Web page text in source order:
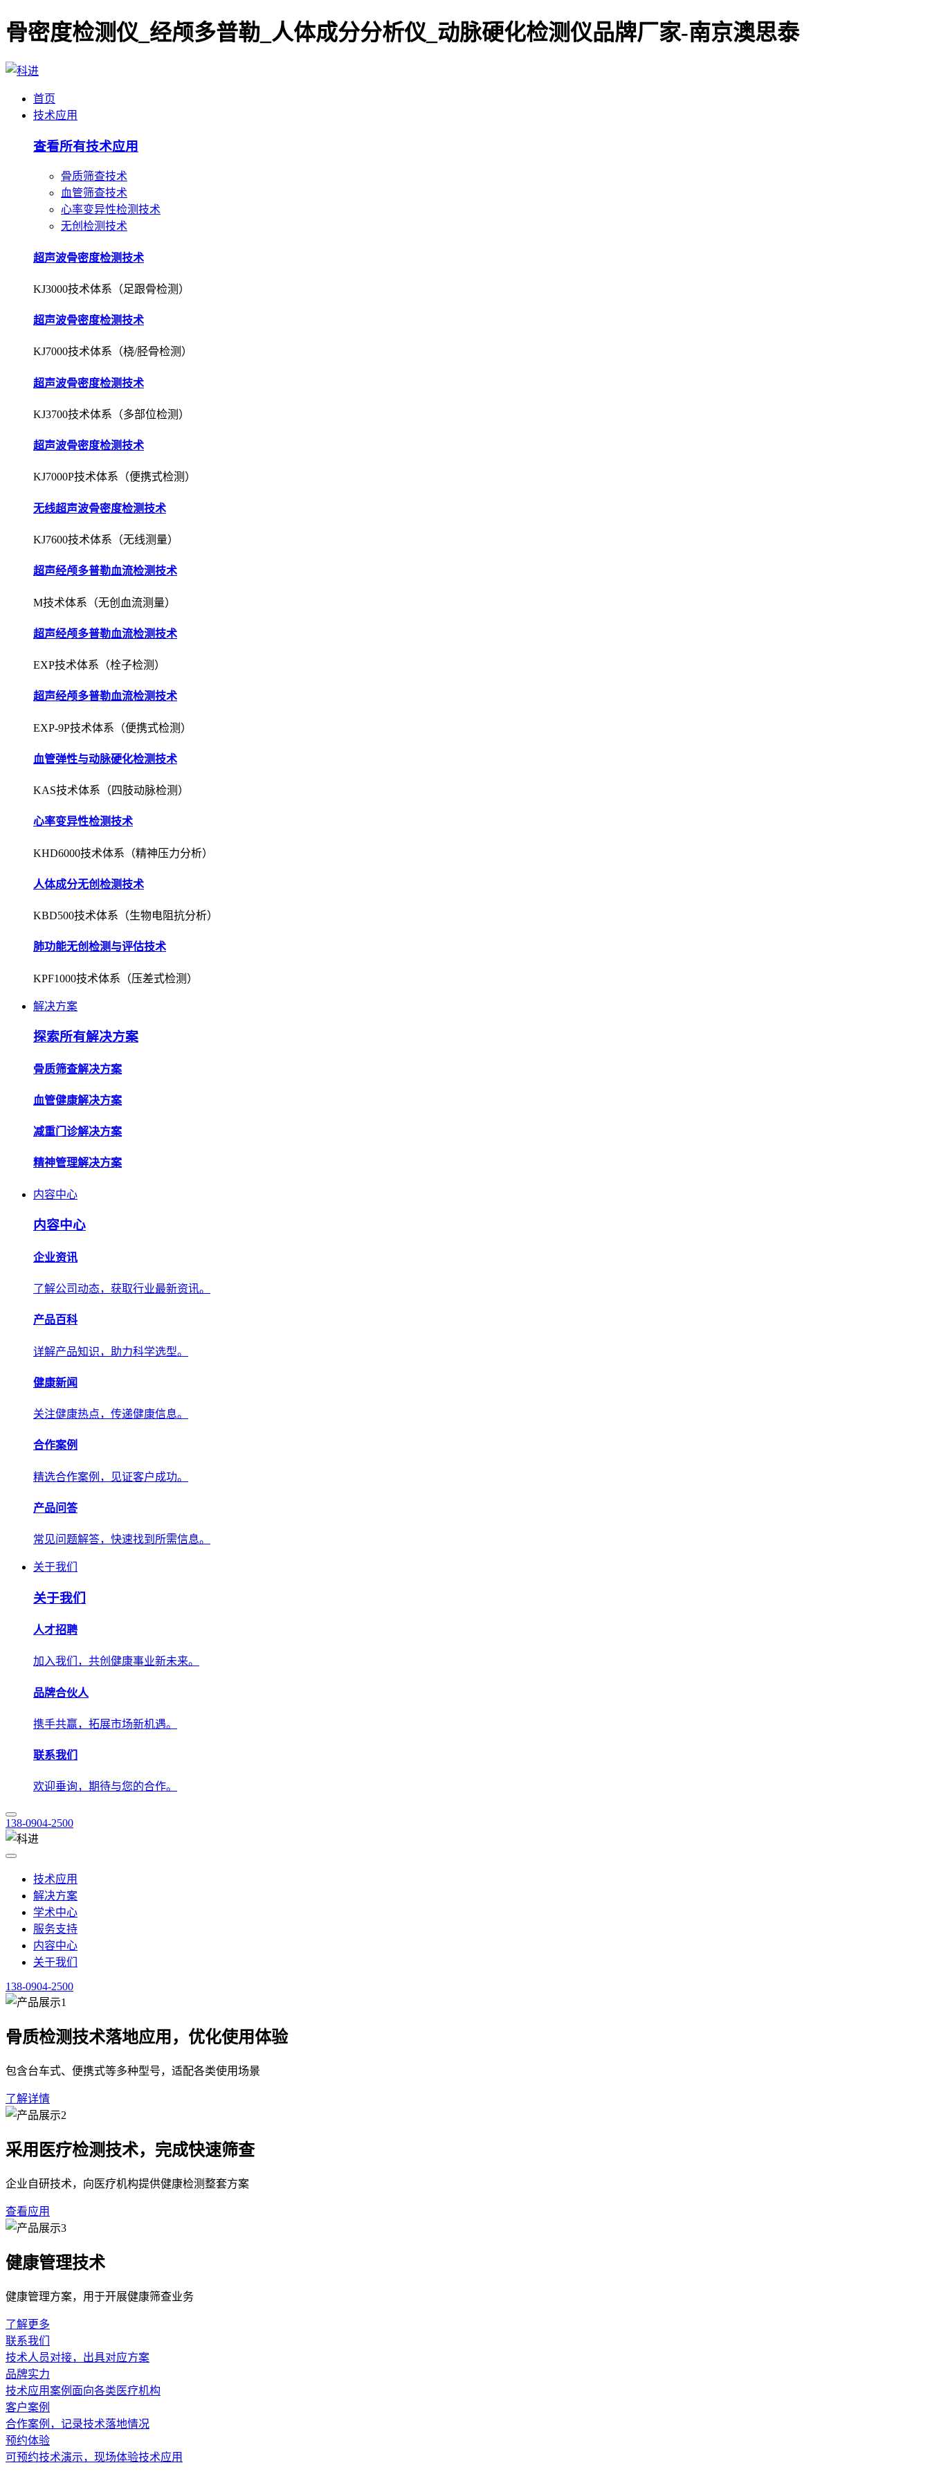
首页
骨质筛查技术
心率变异性检测技术
超声波骨密度检测技术
KJ3000技术体系（足跟骨检测）
超声波骨密度检测技术
KJ7000技术体系（桡/胫骨检测）
超声波骨密度检测技术
KJ3700技术体系（多部位检测）
超声波骨密度检测技术
KJ7000P技术体系（便携式检测）
无线超声波骨密度检测技术
KJ7600技术体系（无线测量）
超声经颅多普勒血流检测技术
M技术体系（无创血流测量）
超声经颅多普勒血流检测技术
EXP技术体系（栓子检测）
超声经颅多普勒血流检测技术
EXP-9P技术体系（便携式检测）
血管弹性与动脉硬化检测技术
KAS技术体系（四肢动脉检测）
心率变异性检测技术
KHD6000技术体系（精神压力分析）
人体成分无创检测技术
KBD500技术体系（生物电阻抗分析）
肺功能无创检测与评估技术
KPF1000技术体系（压差式检测）
解决方案
探索所有解决方案
骨质筛查解决方案
血管健康解决方案
减重门诊解决方案
精神管理解决方案
内容中心
内容中心
企业资讯
了解公司动态，获取行业最新资讯。
产品百科
详解产品知识，助力科学选型。
健康新闻
关注健康热点，传递权威健康信息。
合作案例
精选合作案例，见证客户成功。
产品问答
常见问题解答，快速找到所需信息。
关于我们
关于我们
人才招聘
加入我们，共创健康事业新未来。
品牌合伙人
携手共赢，拓展市场新机遇。
联系我们
欢迎垂询，期待与您的合作。
138-0904-2500
技术应用
解决方案
内容中心
关于我们
138-0904-2500
健康新闻
整理健康行业政策、医学资讯与科普内容，供行业人员查阅。
首页/内容中心/健康新闻 · 正文
超声经颅多普勒选择：价格之外的配置差异与使用考量
2026-07-03
量，而部分设备则整合了外周血管检测、栓子筛查等拓展功能。不同配置直接影响设备可完成的操作类型，因此在对比时，判断自身日常需求所需的核心功能模块，比如检测的血管范围、血流
速度参数的响应精度，往往是比单纯比价更有参考价值的维度。
另一个容易被忽略的对比点是设备的移动性与操作便捷性。医院内部的*使用场景差异很大，从固定的神经内科诊室到需要推至健康筛查病房床边操作，设备的体积、重量以及主机与探头的连
接方式都会影响实际工作效率。对比时，可重点关注设备是否支持便携式设计、电池续航时间、探头的轻便程度以及操作界面是否直观。这些细节直接关系到医护人员在日常轮转中的使用体
验，间接影响检测工作的整体流畅度。
同时，完善的售后培训、及时的故障响应以及稳定的配件供应，都能减少设备因问题导致的停机时间。在对比时，了解厂家在用户所在区域的售后服务网络布局与历史反馈，能够帮助判断长期
从使用单位的实际反馈出发，对比评测还应考虑设备在具体*操作中的数据稳定性和操作流程*化程度。一台参数稳定的设备能降低操作中的重复调节频率，提升数据采集效率。此外，部分设备
支持与医院信息管理系统对接的数据导出功能，这在对比时也值得关注。整体而言，超声经颅多普勒的选择，应当从功能配置的针对性、易用性、后期维护以及场景适配等多个角度展开系统评
估，才能为实际工作提供切实的帮助。
血流检测 功能配置 使用成本
上一篇：技术迭代重塑经颅多普勒设备价值
相关新闻